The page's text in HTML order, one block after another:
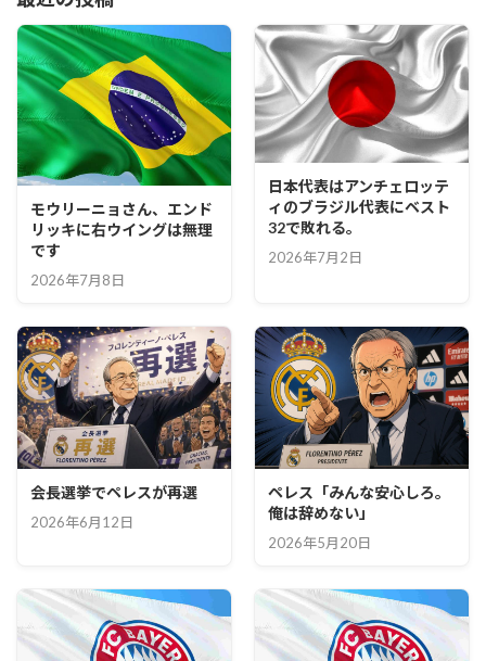
モウリーニョさん、エンド
リッキに右ウイングは無理
です
2026年7月8日
日本代表はアンチェロッテ
ィのブラジル代表にベスト
32で敗れる。
2026年7月2日
会長選挙でペレスが再選
2026年6月12日
ペレス「みんな安心しろ。
俺は辞めない」
2026年5月20日